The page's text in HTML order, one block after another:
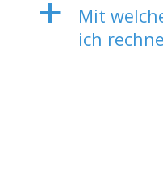
a
Mit
ich